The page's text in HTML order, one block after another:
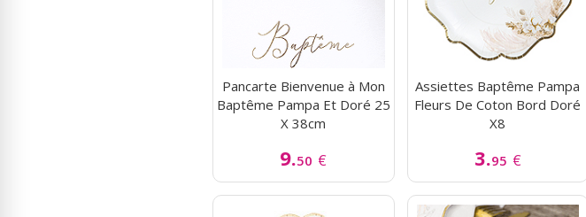
Pancarte Bienvenue à Mon
Baptême Pampa Et Doré 25
X 38cm
9.50 €
Assiettes Baptême Pampa
Fleurs De Coton Bord Doré
X8
3.95 €